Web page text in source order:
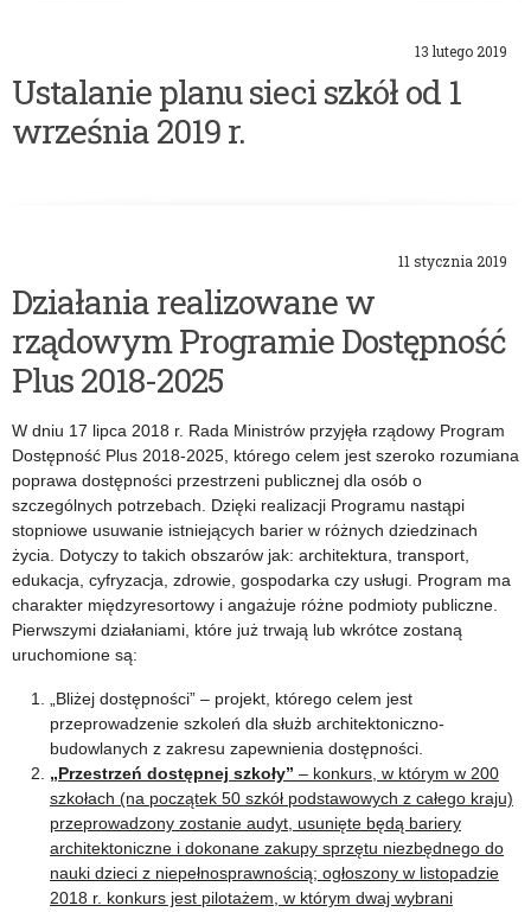
13 lutego 2019
Ustalanie planu sieci szkół od 1
września 2019 r.
11 stycznia 2019
Działania realizowane w
rządowym Programie Dostępność
Plus 2018-2025
W dniu 17 lipca 2018 r. Rada Ministrów przyjęła rządowy Program
Dostępność Plus 2018-2025, którego celem jest szeroko rozumiana
poprawa dostępności przestrzeni publicznej dla osób o
szczególnych potrzebach. Dzięki realizacji Programu nastąpi
stopniowe usuwanie istniejących barier w różnych dziedzinach
życia. Dotyczy to takich obszarów jak: architektura, transport,
edukacja, cyfryzacja, zdrowie, gospodarka czy usługi. Program ma
charakter międzyresortowy i angażuje różne podmioty publiczne.
Pierwszymi działaniami, które już trwają lub wkrótce zostaną
uruchomione są:
„Bliżej dostępności” – projekt, którego celem jest
przeprowadzenie szkoleń dla służb architektoniczno-
budowlanych z zakresu zapewnienia dostępności.
„Przestrzeń dostępnej szkoły” – konkurs, w którym w 200
szkołach (na początek 50 szkół podstawowych z całego kraju)
przeprowadzony zostanie audyt, usunięte będą bariery
architektoniczne i dokonane zakupy sprzętu niezbędnego do
nauki dzieci z niepełnosprawnością; ogłoszony w listopadzie
2018 r. konkurs jest pilotażem, w którym dwaj wybrani